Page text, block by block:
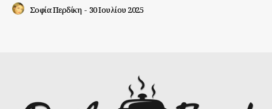
Σοφία Περδίκη - 30 Ιουλίου 2025